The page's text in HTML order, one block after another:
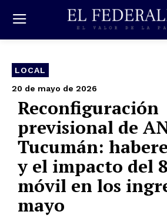
LOCAL
20 de mayo de 2026
Reconfiguración
previsional de
Tucumán:
y el impacto del
móvil en los
mayo